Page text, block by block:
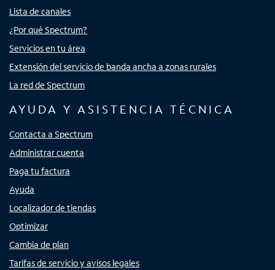
Lista de canales
¿Por qué Spectrum?
Servicios en tu área
Extensión del servicio de banda ancha a zonas rurales
La red de Spectrum
AYUDA Y ASISTENCIA TÉCNICA
Contacta a Spectrum
Administrar cuenta
Paga tu factura
Ayuda
Localizador de tiendas
Optimizar
Cambia de plan
Tarifas de servicio y avisos legales